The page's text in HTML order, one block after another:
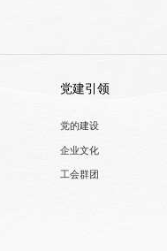
党建引领
党的建设
企业文化
工会群团